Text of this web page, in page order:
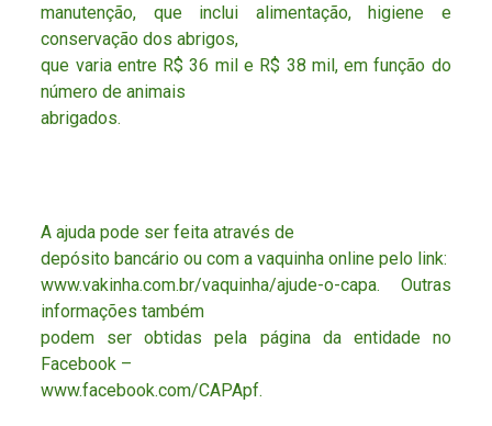
manutenção, que inclui alimentação, higiene e
conservação dos abrigos,
que varia entre R$ 36 mil e R$ 38 mil, em função do
número de animais
abrigados.
A ajuda pode ser feita através de
depósito bancário ou com a vaquinha online pelo link:
www.vakinha.com.br/vaquinha/ajude-o-capa. Outras
informações também
podem ser obtidas pela página da entidade no
Facebook –
www.facebook.com/CAPApf.